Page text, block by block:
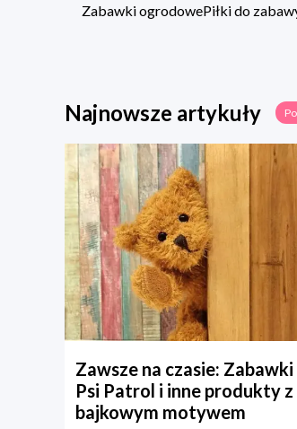
Zabawki ogrodowePiłki do
Najnowsze artykuły
Zawsze na czasie: Zabawki
Psi Patrol i inne produkty z
bajkowym motywem